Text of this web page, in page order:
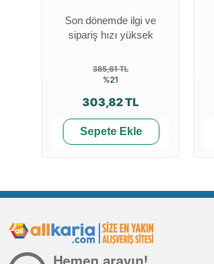
Son dönemde ilgi ve
sipariş hızı yüksek
385,61 TL
%21
303,82 TL
Sepete Ekle